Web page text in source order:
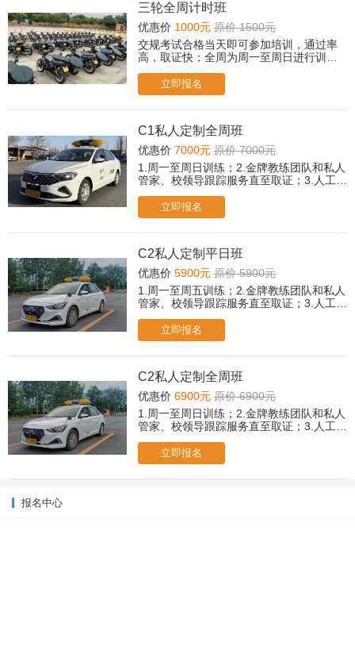
三轮全周计时班
优惠价 1000元 原价 1500元
交规考试合格当天即可参加培训，通过率
高，取证快；全周为周一至周日进行训
立即报名
C1私人定制全周班
优惠价 7000元 原价 7000元
1.周一至周日训练；2.金牌教练团队和私人
管家、校领导跟踪服务直至取证；3.人工
贵宾休息室茶歇、冷饮、小食；5.取证后，
赠送摩托车驾驶培训课程；6.所有科目免费
2次考前模拟；
立即报名
C2私人定制平日班
优惠价 5900元 原价 5900元
1.周一至周五训练；2.金牌教练团队和私人
管家、校领导跟踪服务直至取证；3.人工
贵宾休息室茶歇、冷饮、小食；5.取证后，
赠送摩托车驾驶培训课程；6.所有科目免费
2次考前模拟；（遇忙或无人接听可后台提
立即报名
C2私人定制全周班
优惠价 6900元 原价 6900元
1.周一至周日训练；2.金牌教练团队和私人
管家、校领导跟踪服务直至取证；3.人工
贵宾休息室茶歇、冷饮、小食；5.取证后，
赠送摩托车驾驶培训课程；6.所有科目免费
2次考前模拟；（遇忙或无人接听可后台提
立即报名
报名中心